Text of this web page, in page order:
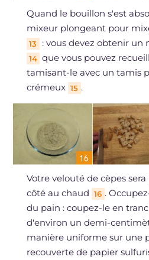
Quand le bouillon s'est
mixeur plongeant pour
13 : vous devez obtenir
14 que vous pouvez
tamisant-le avec un tamis
crémeux 15 .
Votre velouté de cèpes
côté au chaud 16 .
du pain : coupez-le en
d'environ un demi-
manière uniforme sur une
recouverte de papier